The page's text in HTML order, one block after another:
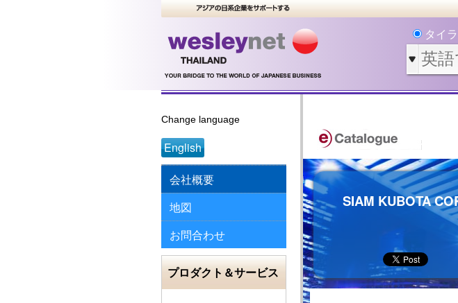
タイ
Change language
English
会社概要
地図
お問合わせ
プロダクト＆サービス
SIAM KUBOTA